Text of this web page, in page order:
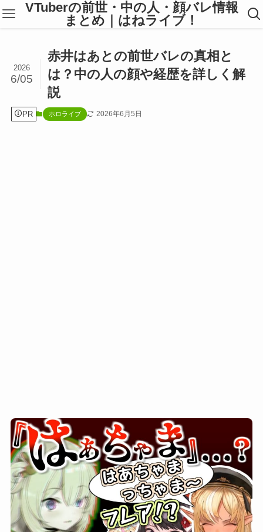
VTuberの前世・中の人・顔バレ情報
まとめ｜はねライブ！
赤井はあとの前世バレの真相と
は？中の人の顔や経歴を詳しく解
説
2026
6/05
PR ホロライブ 2026年6月5日